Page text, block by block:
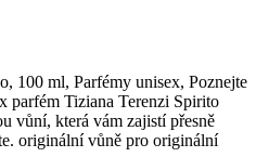
100 ml, Parfémy unisex, Poznejte
parfém Tiziana Terenzi Spirito
vůní, která vám zajistí přesně
originální vůně pro originální